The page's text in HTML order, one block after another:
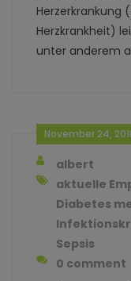
Herzerkrankung
Herzkrankheit)
unter anderem
November 24,
albert
aktuelle
Diabetes
Sepsis
0 comment